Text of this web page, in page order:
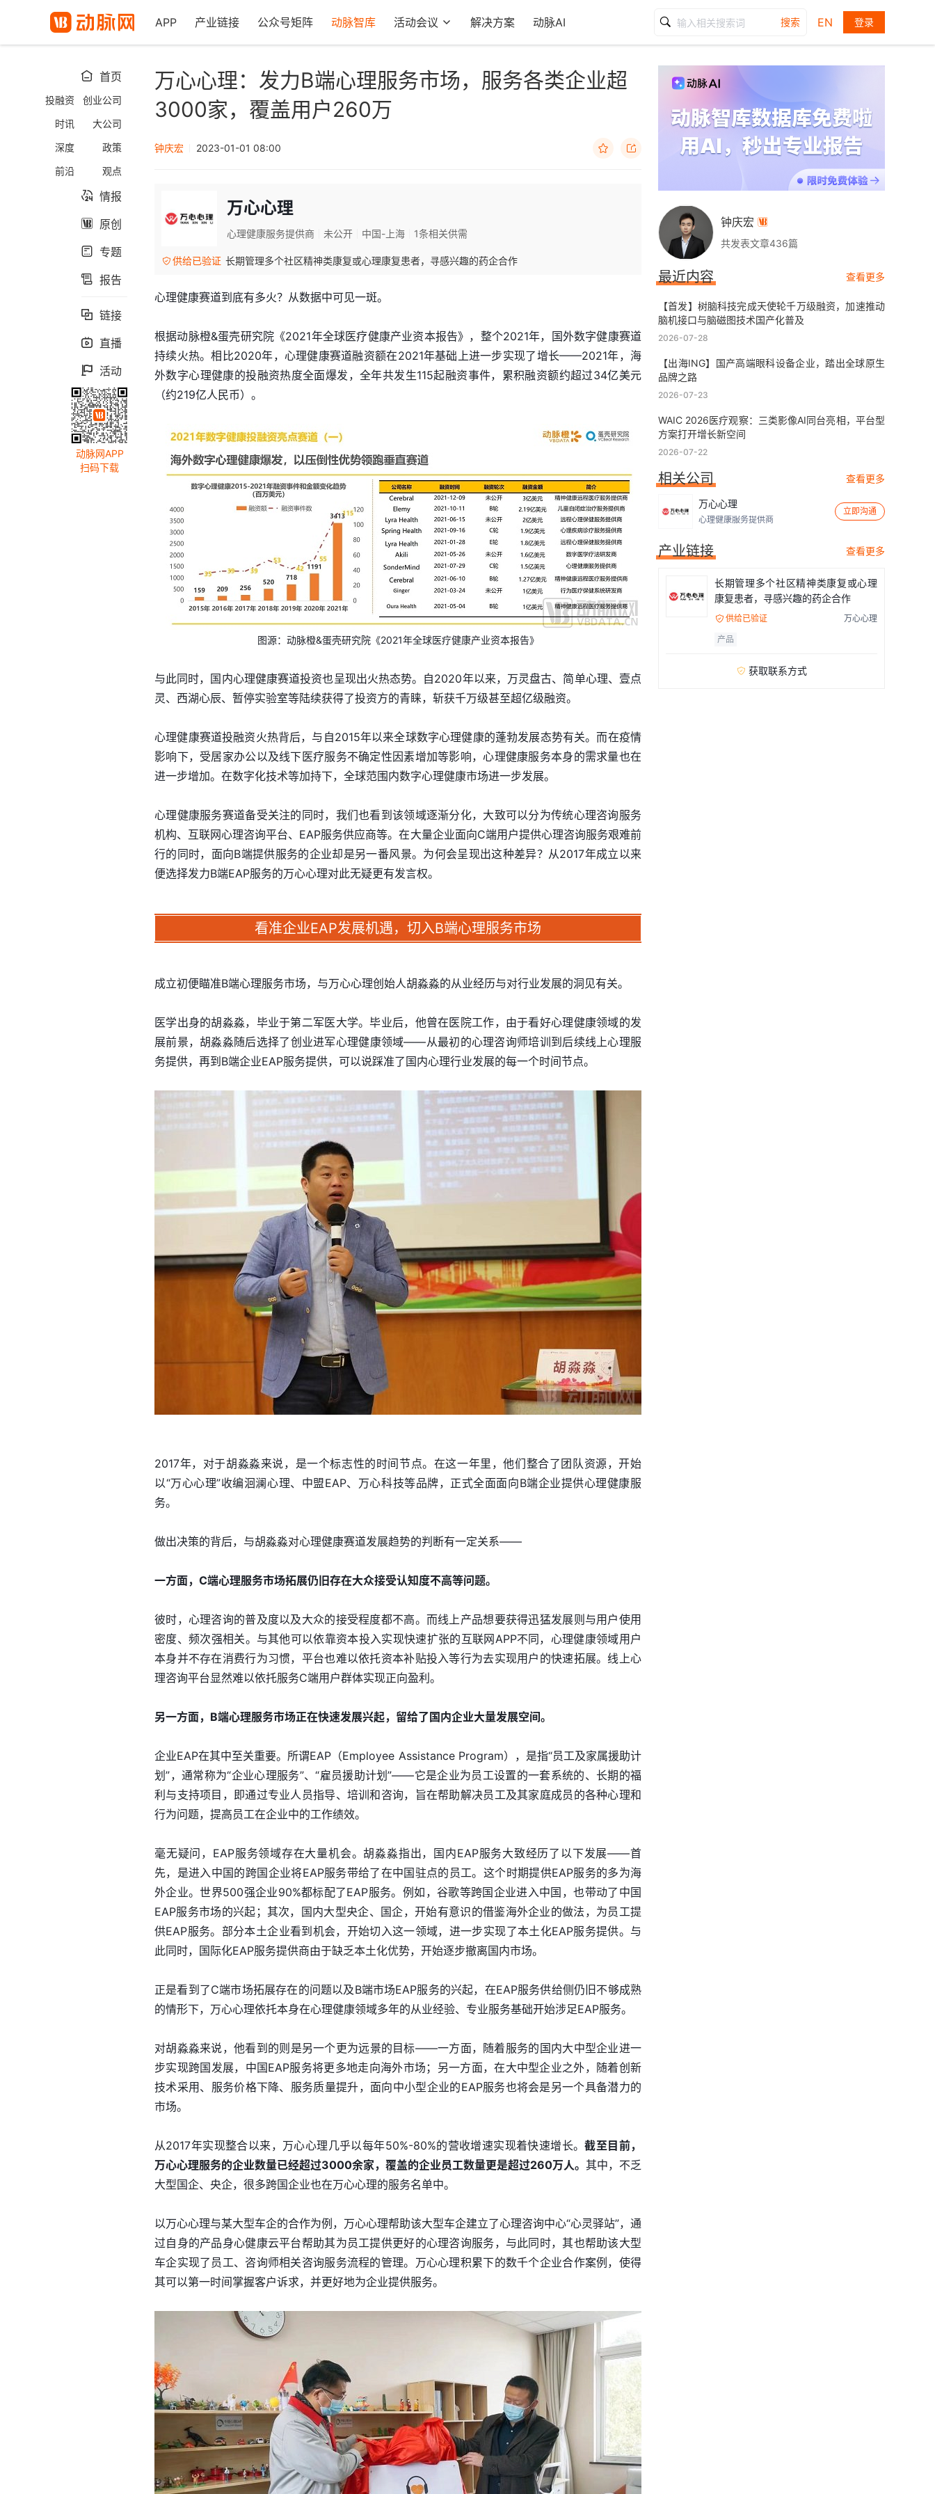
APP 产业链接 公众号矩阵 动脉智库 活动会议 解决方案 动脉AI 搜索 EN 登录
 首页
投融资
创业公司
时讯
大公司
深度
政策
前沿
观点
 情报
 原创
 专题
 报告
 链接
 直播
 活动
动脉网APP
扫码下载
万心心理：发力B端心理服务市场，服务各类企业超
3000家，覆盖用户260万
钟庆宏 2023-01-01 08:00  
万心心理
心理健康服务提供商 未公开 中国-上海 1条相关供需
 供给已验证 长期管理多个社区精神类康复或心理康复患者，寻感兴趣的药企合作
心理健康赛道到底有多火？从数据中可见一斑。
根据动脉橙&蛋壳研究院《2021年全球医疗健康产业资本报告》，整个2021年，国外数字健康赛道
持续火热。相比2020年，心理健康赛道融资额在2021年基础上进一步实现了增长——2021年，海
外数字心理健康的投融资热度全面爆发，全年共发生115起融资事件，累积融资额约超过34亿美元
（约219亿人民币）。
图源：动脉橙&蛋壳研究院《2021年全球医疗健康产业资本报告》
与此同时，国内心理健康赛道投资也呈现出火热态势。自2020年以来，万灵盘古、简单心理、壹点
灵、西湖心辰、暂停实验室等陆续获得了投资方的青睐，斩获千万级甚至超亿级融资。
心理健康赛道投融资火热背后，与自2015年以来全球数字心理健康的蓬勃发展态势有关。而在疫情
影响下，受居家办公以及线下医疗服务不确定性因素增加等影响，心理健康服务本身的需求量也在
进一步增加。在数字化技术等加持下，全球范围内数字心理健康市场进一步发展。
心理健康服务赛道备受关注的同时，我们也看到该领域逐渐分化，大致可以分为传统心理咨询服务
机构、互联网心理咨询平台、EAP服务供应商等。在大量企业面向C端用户提供心理咨询服务艰难前
行的同时，面向B端提供服务的企业却是另一番风景。为何会呈现出这种差异？从2017年成立以来
便选择发力B端EAP服务的万心心理对此无疑更有发言权。
看准企业EAP发展机遇，切入B端心理服务市场
成立初便瞄准B端心理服务市场，与万心心理创始人胡淼淼的从业经历与对行业发展的洞见有关。
医学出身的胡淼淼，毕业于第二军医大学。毕业后，他曾在医院工作，由于看好心理健康领域的发
展前景，胡淼淼随后选择了创业进军心理健康领域——从最初的心理咨询师培训到后续线上心理服
务提供，再到B端企业EAP服务提供，可以说踩准了国内心理行业发展的每一个时间节点。
2017年，对于胡淼淼来说，是一个标志性的时间节点。在这一年里，他们整合了团队资源，开始
以“万心心理”收编洄澜心理、中盟EAP、万心科技等品牌，正式全面面向B端企业提供心理健康服
务。
做出决策的背后，与胡淼淼对心理健康赛道发展趋势的判断有一定关系——
一方面，C端心理服务市场拓展仍旧存在大众接受认知度不高等问题。
彼时，心理咨询的普及度以及大众的接受程度都不高。而线上产品想要获得迅猛发展则与用户使用
密度、频次强相关。与其他可以依靠资本投入实现快速扩张的互联网APP不同，心理健康领域用户
本身并不存在消费行为习惯，平台也难以依托资本补贴投入等行为去实现用户的快速拓展。线上心
理咨询平台显然难以依托服务C端用户群体实现正向盈利。
另一方面，B端心理服务市场正在快速发展兴起，留给了国内企业大量发展空间。
企业EAP在其中至关重要。所谓EAP（Employee Assistance Program），是指“员工及家属援助计
划”，通常称为“企业心理服务”、“雇员援助计划”——它是企业为员工设置的一套系统的、长期的福
利与支持项目，即通过专业人员指导、培训和咨询，旨在帮助解决员工及其家庭成员的各种心理和
行为问题，提高员工在企业中的工作绩效。
毫无疑问，EAP服务领域存在大量机会。胡淼淼指出，国内EAP服务大致经历了以下发展——首
先，是进入中国的跨国企业将EAP服务带给了在中国驻点的员工。这个时期提供EAP服务的多为海
外企业。世界500强企业90%都标配了EAP服务。例如，谷歌等跨国企业进入中国，也带动了中国
EAP服务市场的兴起；其次，国内大型央企、国企，开始有意识的借鉴海外企业的做法，为员工提
供EAP服务。部分本土企业看到机会，开始切入这一领域，进一步实现了本土化EAP服务提供。与
此同时，国际化EAP服务提供商由于缺乏本土化优势，开始逐步撤离国内市场。
正是看到了C端市场拓展存在的问题以及B端市场EAP服务的兴起，在EAP服务供给侧仍旧不够成熟
的情形下，万心心理依托本身在心理健康领域多年的从业经验、专业服务基础开始涉足EAP服务。
对胡淼淼来说，他看到的则是另一个更为远景的目标——一方面，随着服务的国内大中型企业进一
步实现跨国发展，中国EAP服务将更多地走向海外市场；另一方面，在大中型企业之外，随着创新
技术采用、服务价格下降、服务质量提升，面向中小型企业的EAP服务也将会是另一个具备潜力的
市场。
从2017年实现整合以来，万心心理几乎以每年50%-80%的营收增速实现着快速增长。截至目前，
万心心理服务的企业数量已经超过3000余家，覆盖的企业员工数量更是超过260万人。 其中，不乏
大型国企、央企，很多跨国企业也在万心心理的服务名单中。
以万心心理与某大型车企的合作为例，万心心理帮助该大型车企建立了心理咨询中心“心灵驿站”，通
过自身的产品身心健康云平台帮助其为员工提供更好的心理咨询服务，与此同时，其也帮助该大型
车企实现了员工、咨询师相关咨询服务流程的管理。万心心理积累下的数千个企业合作案例，使得
其可以第一时间掌握客户诉求，并更好地为企业提供服务。
钟庆宏 
共发表文章436篇
最近内容 查看更多
【首发】树脑科技完成天使轮千万级融资，加速推动
脑机接口与脑磁图技术国产化普及
2026-07-28
【出海ING】国产高端眼科设备企业，踏出全球原生
品牌之路
2026-07-23
​WAIC 2026医疗观察：三类影像AI同台亮相，平台型
方案打开增长新空间
2026-07-22
相关公司 查看更多
万心心理
心理健康服务提供商
立即沟通
产业链接 查看更多
长期管理多个社区精神类康复或心理
康复患者，寻感兴趣的药企合作
 供给已验证
万心心理
产品
 获取联系方式